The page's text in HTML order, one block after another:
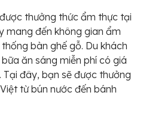
thưởng thức ẩm thực tại
mang đến không gian ẩm
bàn ghế gỗ. Du khách
ăn sáng miễn phí có giá
Tại đây, bạn sẽ được thưởng
từ bún nước đến bánh